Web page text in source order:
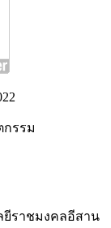
กรรม
ยีราชมงคลอีสาน